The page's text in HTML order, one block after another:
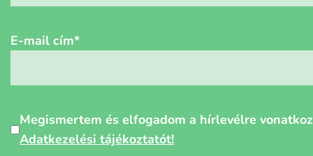
E-mail cím*
Személyes
adatok
Megismertem és elfogadom a hírlevélre
Adatkezelési tájékoztatót!